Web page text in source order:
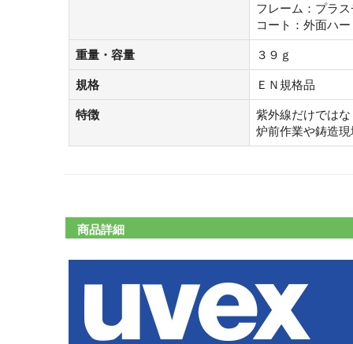
フレーム：プラ
コート：外面ハ
重量・容量 ３９ｇ
規格 ＥＮ規格品
特徴
紫外線だけでは
炉前作業や鋳造
商品詳細